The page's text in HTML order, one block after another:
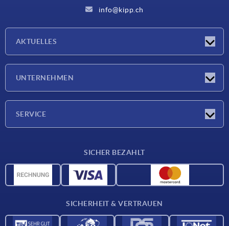
info@kipp.ch
AKTUELLES
UNTERNEHMEN
SERVICE
CAD-Daten
SICHER BEZAHLT
SICHERHEIT & VERTRAUEN